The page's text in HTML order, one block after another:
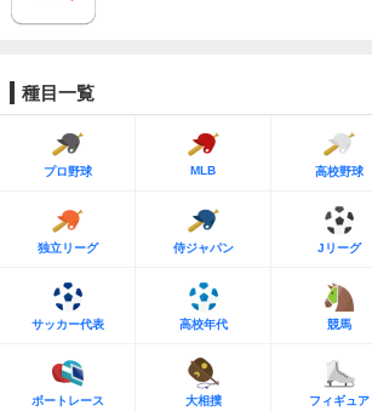
種目一覧
プロ野球 MLB 高校野球
独立リーグ 侍ジャパン Jリーグ
サッカー代表 高校年代 競馬
ボートレース 大相撲 フィギュア